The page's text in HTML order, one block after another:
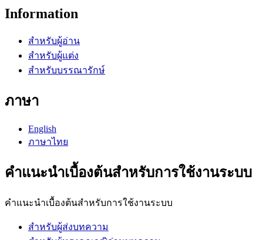
Information
สำหรับผู้อ่าน
สำหรับผู้แต่ง
สำหรับบรรณารักษ์
ภาษา
English
ภาษาไทย
คำแนะนำเบื้องต้นสำหรับการใช้งานระบบ
คำแนะนำเบื้องต้นสำหรับการใช้งานระบบ
สำหรับผู้ส่งบทความ